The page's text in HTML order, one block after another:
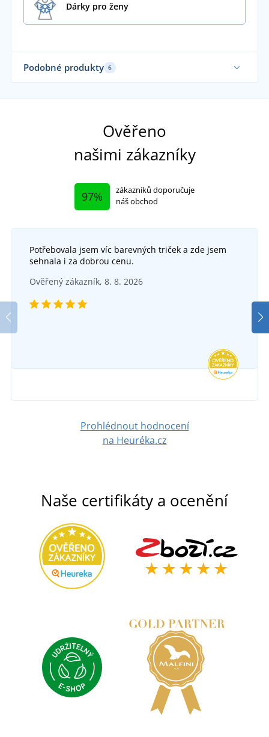
Dárky pro ženy
Podobné produkty 6
Tričko s potiskem "Rychlost je pro sraby"
329 Kč
Ověřeno
našimi zákazníky
97%
zákazníků doporučuje
náš obchod
Potřebovala jsem víc barevných triček a zde jsem
sehnala i za dobrou cenu.
Ověřený zákazník, 8. 8. 2026
Prohlédnout hodnocení
na Heuréka.cz
Naše certifikáty a ocenění